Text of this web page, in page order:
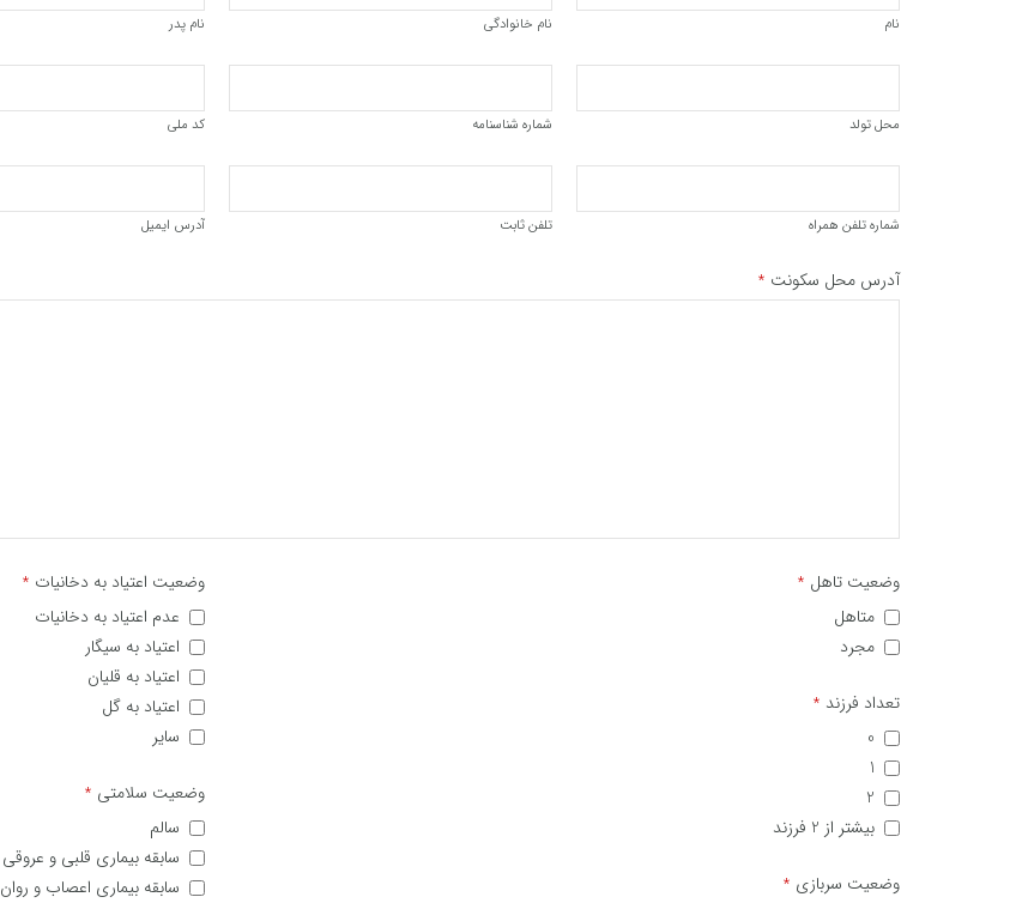
نام نام خانوادگی نام پدر
محل تولد شماره شناسنامه کد ملی
شماره تلفن همراه تلفن ثابت آدرس ایمیل
آدرس محل سکونت *
وضعیت تاهل *
متاهل
مجرد
تعداد فرزند *
0
1
2
بیشتر از 2 فرزند
وضعیت سربازی *
وضعیت اعتیاد به دخانیات *
عدم اعتیاد به دخانیات
اعتیاد به سیگار
اعتیاد به قلیان
اعتیاد به گل
سایر
وضعیت سلامتی *
سالم
سابقه بیماری قلبی و عروقی
سابقه بیماری اعصاب و روان